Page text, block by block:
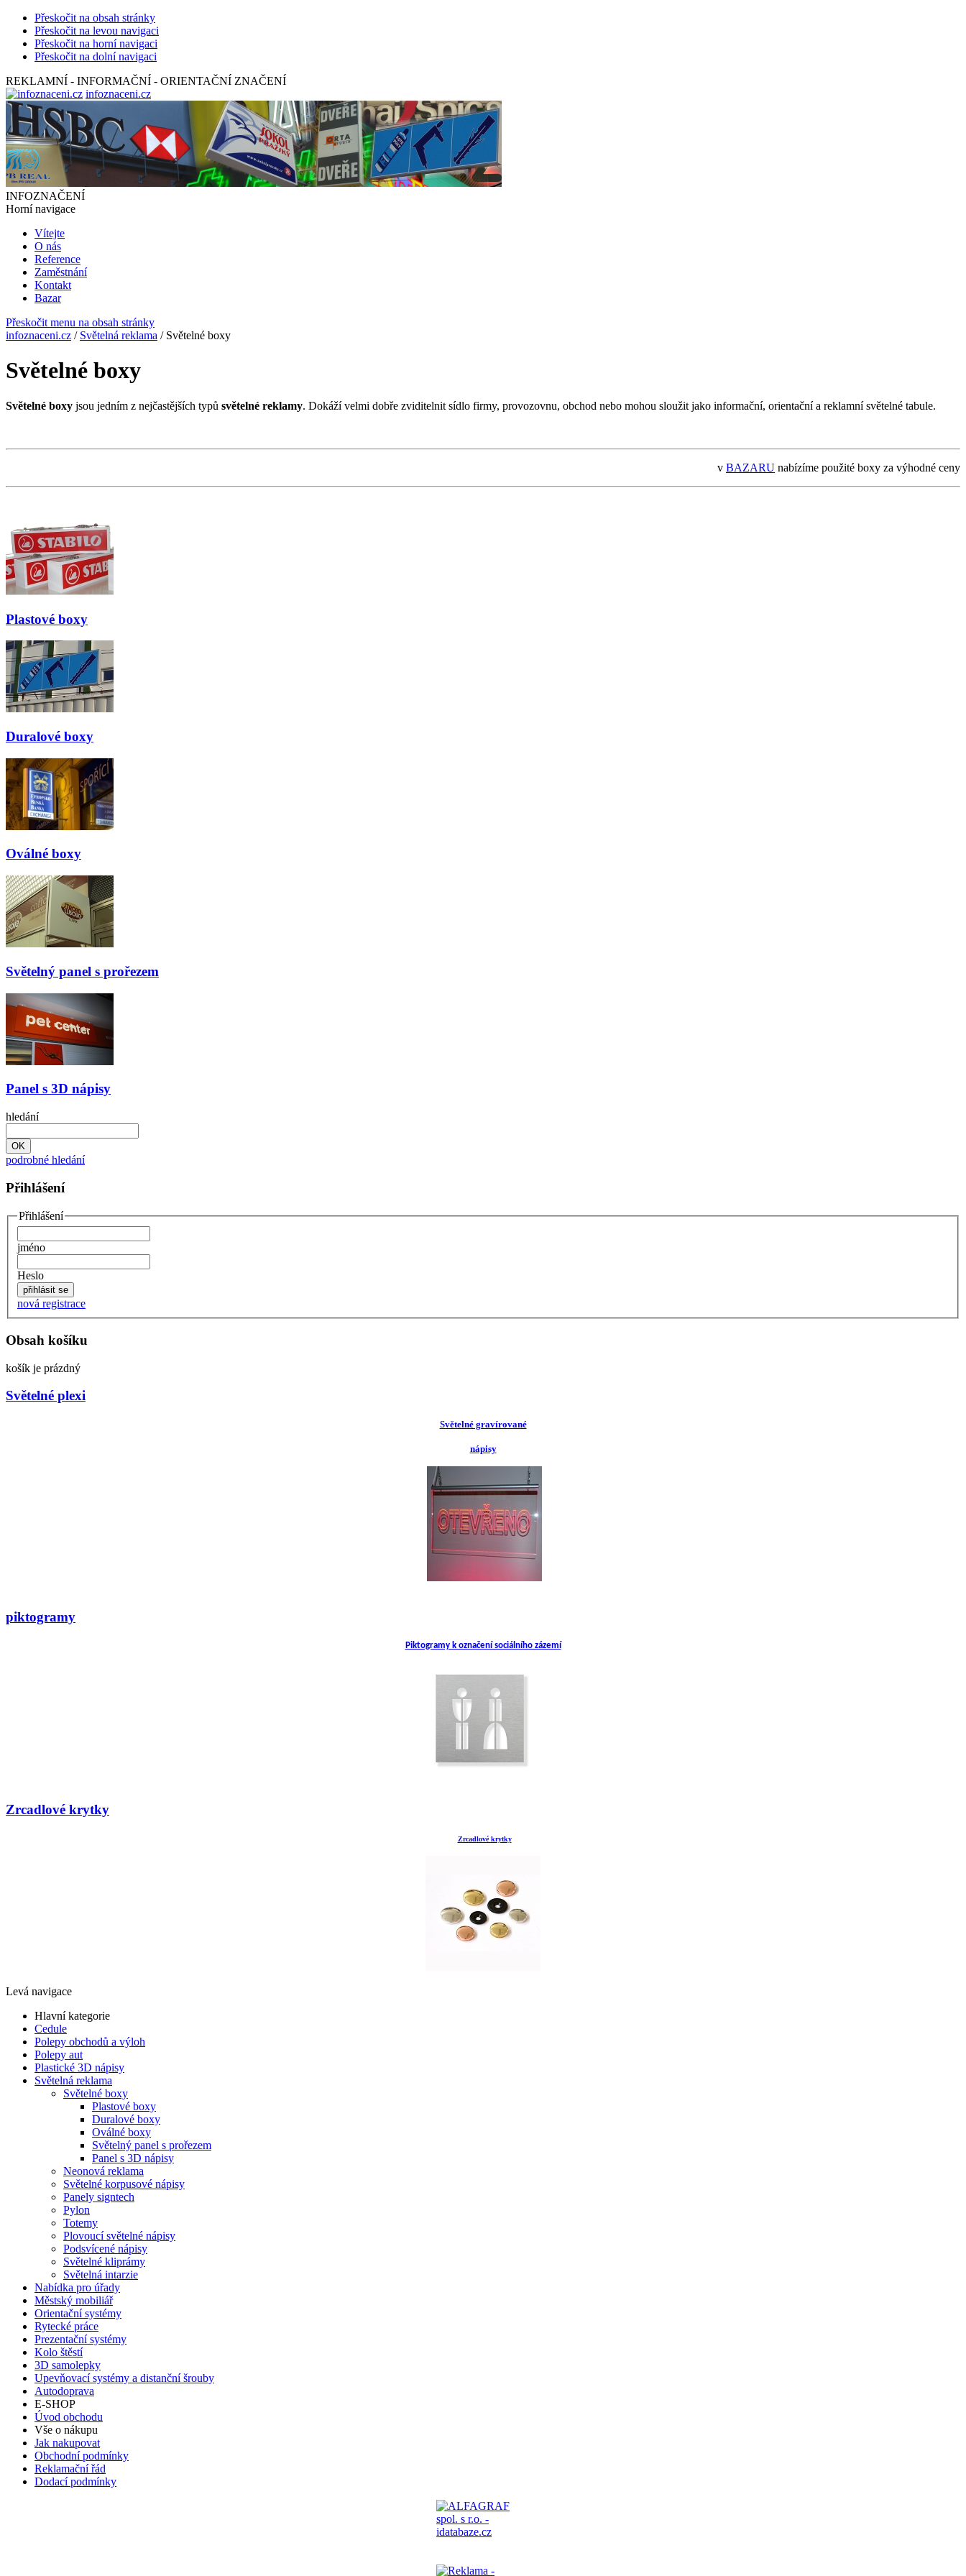
Přeskočit na obsah stránky
Přeskočit na levou navigaci
Přeskočit na horní navigaci
Přeskočit na dolní navigaci
REKLAMNÍ - INFORMAČNÍ - ORIENTAČNÍ ZNAČENÍ
infoznaceni.cz
INFOZNAČENÍ
Horní navigace
Vítejte
O nás
Reference
Zaměstnání
Kontakt
Bazar
Přeskočit menu na obsah stránky
infoznaceni.cz / Světelná reklama / Světelné boxy
Světelné boxy
Světelné boxy jsou jedním z nejčastějších typů světelné reklamy. Dokáží velmi dobře zviditelnit sídlo firmy, provozovnu, obchod nebo mohou sloužit jako informační, orientační a reklamní světelné tabule.
v BAZARU nabízíme použité boxy za výhodné ceny
Plastové boxy
Duralové boxy
Oválné boxy
Světelný panel s prořezem
Panel s 3D nápisy
hledání
podrobné hledání
Přihlášení
Přihlášení
jméno
Heslo
nová registrace
Obsah košíku
košík je prázdný
Světelné plexi
Světelné gravírované
nápisy
piktogramy
Piktogramy k označení sociálního zázemí
Zrcadlové krytky
Zrcadlové krytky
Levá navigace
Hlavní kategorie
Cedule
Polepy obchodů a výloh
Polepy aut
Plastické 3D nápisy
Světelná reklama
Světelné boxy
Plastové boxy
Duralové boxy
Oválné boxy
Světelný panel s prořezem
Panel s 3D nápisy
Neonová reklama
Světelné korpusové nápisy
Panely signtech
Pylon
Totemy
Plovoucí světelné nápisy
Podsvícené nápisy
Světelné kliprámy
Světelná intarzie
Nabídka pro úřady
Městský mobiliář
Orientační systémy
Rytecké práce
Prezentační systémy
Kolo štěstí
3D samolepky
Upevňovací systémy a distanční šrouby
Autodoprava
E-SHOP
Úvod obchodu
Vše o nákupu
Jak nakupovat
Obchodní podmínky
Reklamační řád
Dodací podmínky